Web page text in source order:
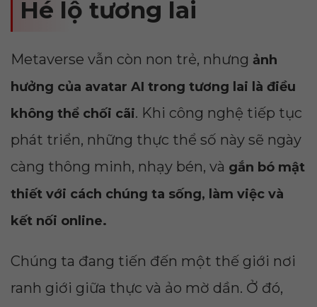
Hé lộ tương lai
Metaverse vẫn còn non trẻ, nhưng ảnh
hưởng của avatar AI trong tương lai là điều
không thể chối cãi. Khi công nghệ tiếp tục
phát triển, những thực thể số này sẽ ngày
càng thông minh, nhạy bén, và gắn bó mật
thiết với cách chúng ta sống, làm việc và
kết nối online.
Chúng ta đang tiến đến một thế giới nơi
ranh giới giữa thực và ảo mờ dần. Ở đó,